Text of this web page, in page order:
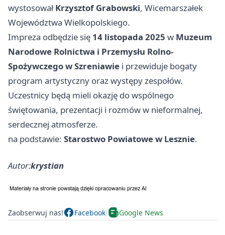
wystosowałKrzysztof Grabowski, Wicemarszałek
Województwa Wielkopolskiego.
Impreza odbędzie się 14 listopada 2025 w Muzeum
Narodowe Rolnictwa i Przemysłu Rolno-
Spożywczego w Szreniawie i przewiduje bogaty
program artystyczny oraz występy zespołów.
Uczestnicy będą mieli okazję do wspólnego
świętowania, prezentacji i rozmów w nieformalnej,
serdecznej atmosferze.
na podstawie: Starostwo Powiatowe w Lesznie.
Autor:krystian
Zaobserwuj nas! Facebook Google News